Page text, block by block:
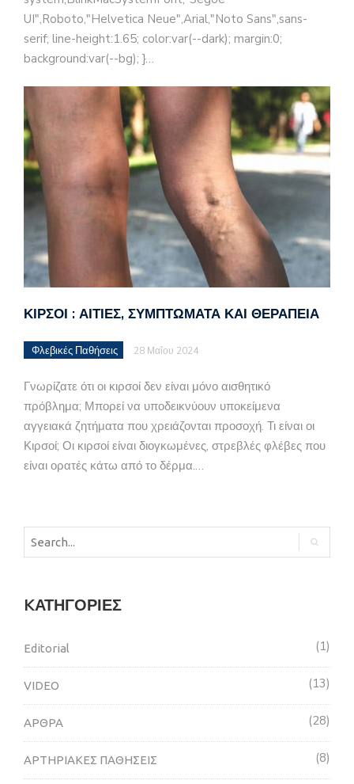
UI",Roboto,"Helvetica Neue",Arial,"Noto Sans",sans-
serif; line-height:1.65; color:var(--dark); margin:0;
background:var(--bg); }…
ΚΙΡΣΟΊ : ΑΙΤΊΕΣ, ΣΥΜΠΤΏΜΑΤΑ ΚΑΙ ΘΕΡΑΠΕΊΑ
Φλεβικές Παθήσεις 28 Μαΐου 2024
Γνωρίζατε ότι οι κιρσοί δεν είναι μόνο αισθητικό
πρόβλημα; Μπορεί να υποδεικνύουν υποκείμενα
αγγειακά ζητήματα που χρειάζονται προσοχή. Τι είναι οι
Κιρσοί; Οι κιρσοί είναι διογκωμένες, στρεβλές φλέβες που
είναι ορατές κάτω από το δέρμα.…
KΑΤΗΓΟΡΊΕΣ
Editorial 1
VIDEO 13
ΑΡΘΡΑ 28
ΑΡΤΗΡΙΑΚΕΣ ΠΑΘΗΣΕΙΣ 8